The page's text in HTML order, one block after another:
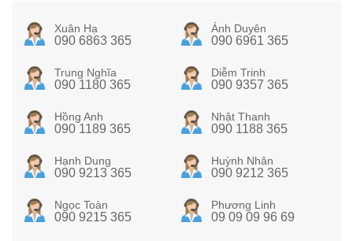
Xuân Hạ
090 6863 365
Ánh Duyên
090 6961 365
Trung Nghĩa
090 1180 365
Diễm Trinh
090 9357 365
Hồng Anh
090 1189 365
Nhật Thanh
090 1188 365
Hạnh Dung
090 9213 365
Huỳnh Nhân
090 9212 365
Ngọc Toàn
090 9215 365
Phương Linh
09 09 09 96 69